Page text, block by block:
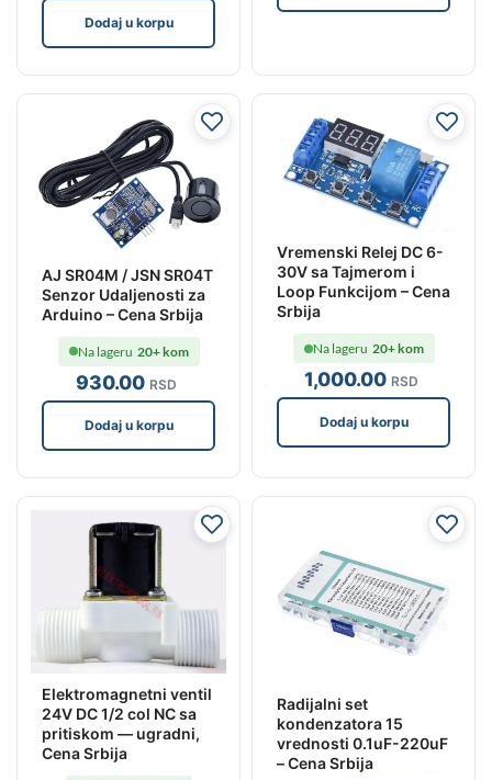
Dodaj u korpu
AJ SR04M / JSN SR04T
Senzor Udaljenosti za
Arduino – Cena Srbija
930.00 RSD
Na lageru 20+ kom
Dodaj u korpu
Vremenski Relej DC 6-
30V sa Tajmerom i
Loop Funkcijom – Cena
Srbija
1,000.00 RSD
Na lageru 20+ kom
Dodaj u korpu
Elektromagnetni ventil
24V DC 1/2 col NC sa
pritiskom — ugradni,
Cena Srbija
Radijalni set
kondenzatora 15
vrednosti 0.1uF-220uF
– Cena Srbija